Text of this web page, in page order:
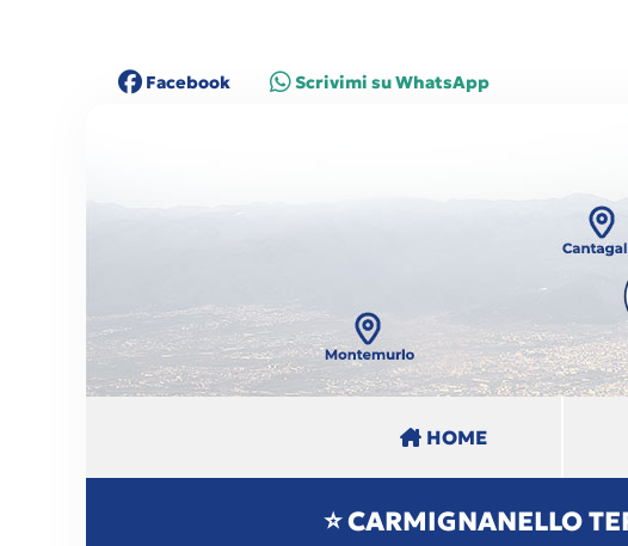
Facebook Scrivimi suWhatsApp
HOME
⭐ CARMIGNANELLO